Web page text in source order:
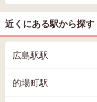
近くにある駅から探す
広島駅駅
的場町駅